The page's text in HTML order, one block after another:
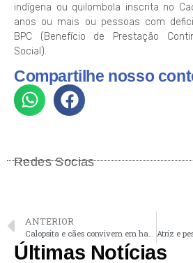
indígena ou quilombola inscrita no
anos ou mais ou pessoas com
BPC (Benefício de Prestação
Social).
Compartilhe nosso
Redes Socias
ANTERIOR
Últimas Notícias